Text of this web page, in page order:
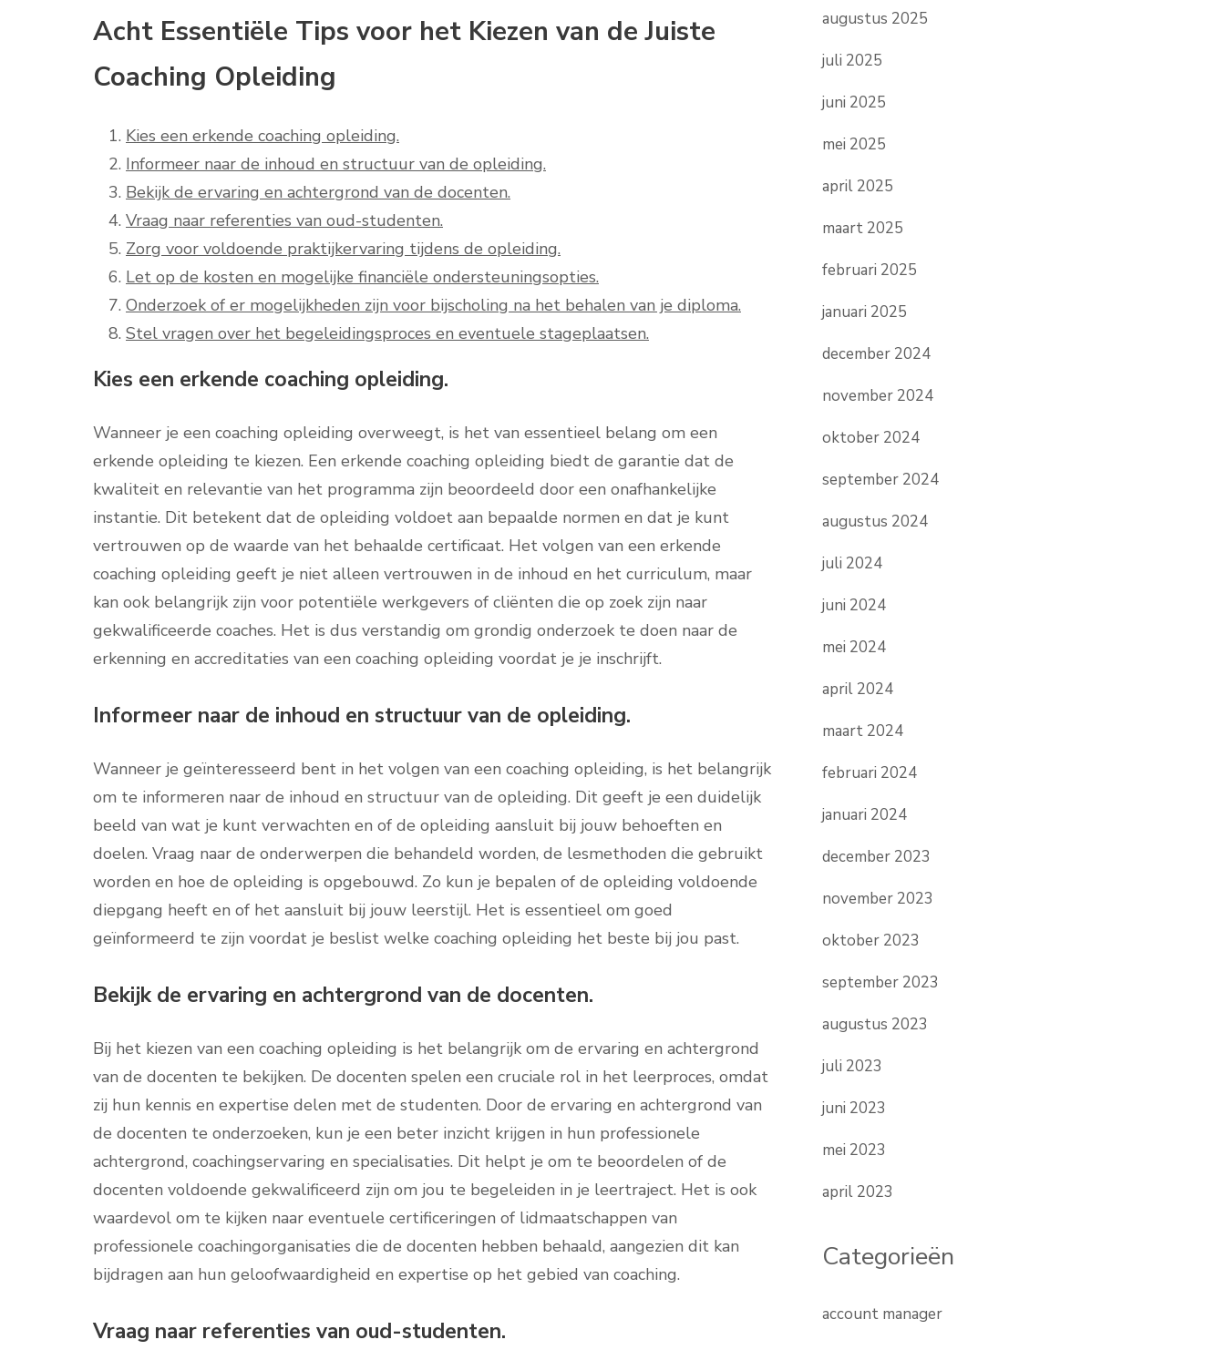
Acht Essentiële Tips voor het Kiezen van de Juiste
Coaching Opleiding
Kies een erkende coaching opleiding.
Informeer naar de inhoud en structuur van de opleiding.
Bekijk de ervaring en achtergrond van de docenten.
Vraag naar referenties van oud-studenten.
Zorg voor voldoende praktijkervaring tijdens de opleiding.
Let op de kosten en mogelijke financiële ondersteuningsopties.
Onderzoek of er mogelijkheden zijn voor bijscholing na het behalen van je diploma.
Stel vragen over het begeleidingsproces en eventuele stageplaatsen.
Kies een erkende coaching opleiding.
Wanneer je een coaching opleiding overweegt, is het van essentieel belang om een
erkende opleiding te kiezen. Een erkende coaching opleiding biedt de garantie dat de
kwaliteit en relevantie van het programma zijn beoordeeld door een onafhankelijke
instantie. Dit betekent dat de opleiding voldoet aan bepaalde normen en dat je kunt
vertrouwen op de waarde van het behaalde certificaat. Het volgen van een erkende
coaching opleiding geeft je niet alleen vertrouwen in de inhoud en het curriculum, maar
kan ook belangrijk zijn voor potentiële werkgevers of cliënten die op zoek zijn naar
gekwalificeerde coaches. Het is dus verstandig om grondig onderzoek te doen naar de
erkenning en accreditaties van een coaching opleiding voordat je je inschrijft.
Informeer naar de inhoud en structuur van de opleiding.
Wanneer je geïnteresseerd bent in het volgen van een coaching opleiding, is het belangrijk
om te informeren naar de inhoud en structuur van de opleiding. Dit geeft je een duidelijk
beeld van wat je kunt verwachten en of de opleiding aansluit bij jouw behoeften en
doelen. Vraag naar de onderwerpen die behandeld worden, de lesmethoden die gebruikt
worden en hoe de opleiding is opgebouwd. Zo kun je bepalen of de opleiding voldoende
diepgang heeft en of het aansluit bij jouw leerstijl. Het is essentieel om goed
geïnformeerd te zijn voordat je beslist welke coaching opleiding het beste bij jou past.
Bekijk de ervaring en achtergrond van de docenten.
Bij het kiezen van een coaching opleiding is het belangrijk om de ervaring en achtergrond
van de docenten te bekijken. De docenten spelen een cruciale rol in het leerproces, omdat
zij hun kennis en expertise delen met de studenten. Door de ervaring en achtergrond van
de docenten te onderzoeken, kun je een beter inzicht krijgen in hun professionele
achtergrond, coachingservaring en specialisaties. Dit helpt je om te beoordelen of de
docenten voldoende gekwalificeerd zijn om jou te begeleiden in je leertraject. Het is ook
waardevol om te kijken naar eventuele certificeringen of lidmaatschappen van
professionele coachingorganisaties die de docenten hebben behaald, aangezien dit kan
bijdragen aan hun geloofwaardigheid en expertise op het gebied van coaching.
Vraag naar referenties van oud-studenten.
augustus 2025
juli 2025
juni 2025
mei 2025
april 2025
maart 2025
februari 2025
januari 2025
december 2024
november 2024
oktober 2024
september 2024
augustus 2024
juli 2024
juni 2024
mei 2024
april 2024
maart 2024
februari 2024
januari 2024
december 2023
november 2023
oktober 2023
september 2023
augustus 2023
juli 2023
juni 2023
mei 2023
april 2023
Categorieën
account manager